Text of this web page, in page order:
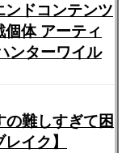
ンドコンテンツ
体 アーティ
ンターワイル
の難しすぎて困
イク】